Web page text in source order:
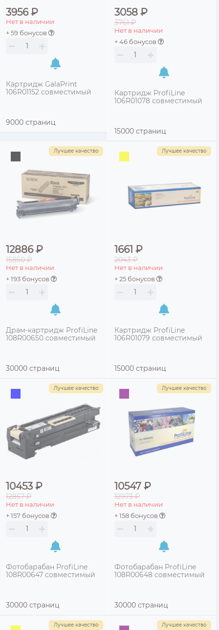
3956 ₽
Нет в наличии
+ 59 бонусов
Картридж GalaPrint
106R01152 совместимый
9000 страниц
3058 ₽
3761 ₽
Нет в наличии
+ 46 бонусов
Картридж ProfiLine
106R01078 совместимый
15000 страниц
Лучшее качество
12886 ₽
15850 ₽
Нет в наличии
+ 193 бонусов
Драм-картридж ProfiLine
108R00650 совместимый
30000 страниц
Лучшее качество
1661 ₽
2043 ₽
Нет в наличии
+ 25 бонусов
Картридж ProfiLine
106R01079 совместимый
15000 страниц
Лучшее качество
10453 ₽
12857 ₽
Нет в наличии
+ 157 бонусов
Фотобарабан ProfiLine
108R00647 совместимый
30000 страниц
Лучшее качество
10547 ₽
12973 ₽
Нет в наличии
+ 158 бонусов
Фотобарабан ProfiLine
108R00648 совместимый
30000 страниц
Лучшее качество Лучшее качество